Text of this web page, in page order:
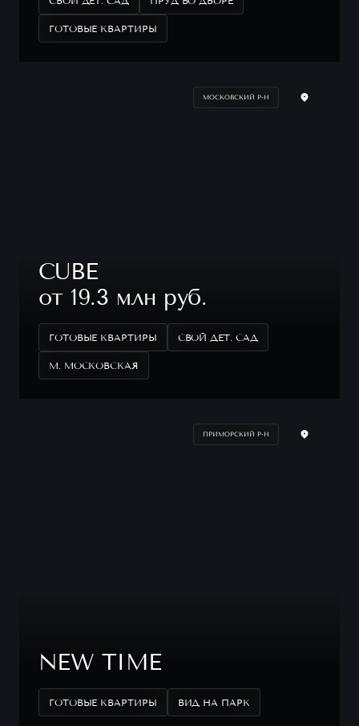
ГОТОВЫЕ КВАРТИРЫ
МОСКОВСКИЙ Р-Н
CUBE
от 19.3 млн руб.
ГОТОВЫЕ КВАРТИРЫ СВОЙ ДЕТ. САД
М. МОСКОВСКАЯ
ПРИМОРСКИЙ Р-Н
NEW TIME
ГОТОВЫЕ КВАРТИРЫ ВИД НА ПАРК